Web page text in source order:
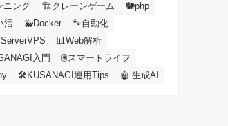
ニング
🏗️クレーンゲーム
🐘php
活
🐳Docker
🐾自動化
📊Web解析
入門
🖲️スマートライフ
🛠KUSANAGI運用Tips 🤖 生成AI